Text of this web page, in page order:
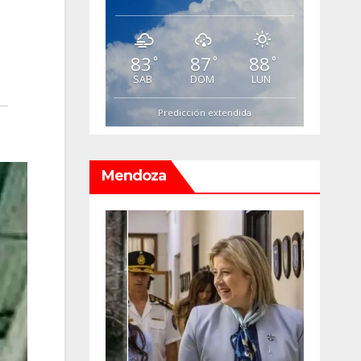
83 °
SAB
87 °
DOM
88 °
LUN
Predicción extendida
Mendoza